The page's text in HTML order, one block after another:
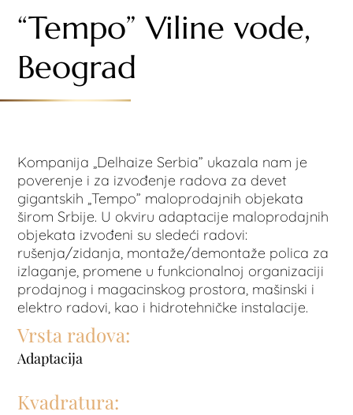
“Tempo” Viline vode,
Beograd
Kompanija „Delhaize Serbia” ukazala nam je
poverenje i za izvođenje radova za devet
gigantskih „Tempo” maloprodajnih objekata
širom Srbije. U okviru adaptacije maloprodajnih
objekata izvođeni su sledeći radovi:
rušenja/zidanja, montaže/demontaže polica za
izlaganje, promene u funkcionalnoj organizaciji
prodajnog i magacinskog prostora, mašinski i
elektro radovi, kao i hidrotehničke instalacije.
Vrsta radova:
Adaptacija
Kvadratura: